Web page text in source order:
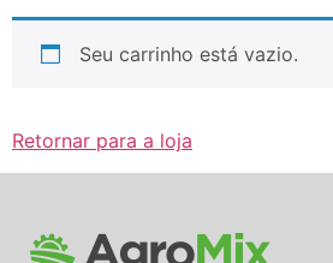
Seu carrinho está vazio.
Retornar para a loja